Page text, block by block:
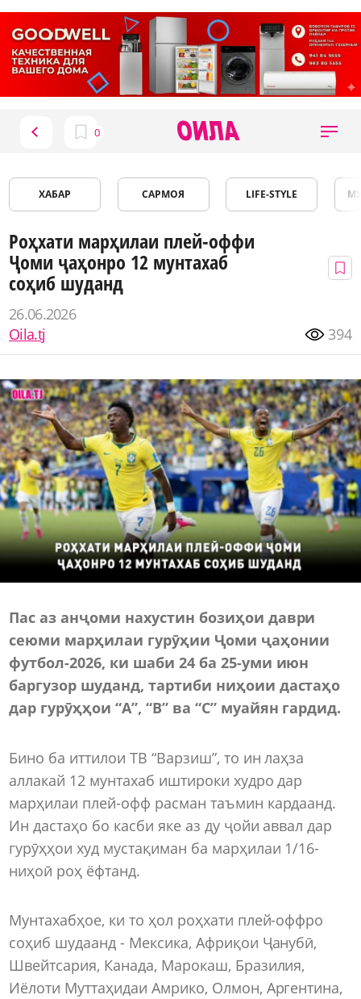
ХАБАР САРМОЯ LIFE-STYLE
Роҳхати марҳилаи плей-оффи
Ҷоми ҷаҳонро 12 мунтахаб
соҳиб шуданд
26.06.2026
Oila.tj
394
Пас аз анҷоми нахустин бозиҳои даври
сеюми марҳилаи гурӯҳии Ҷоми ҷаҳонии
футбол-2026, ки шаби 24 ба 25-уми июн
баргузор шуданд, тартиби ниҳоии дастаҳо
дар гурӯҳҳои “A”, “B” ва “C” муайян гардид.
Бино ба иттилои ТВ “Варзиш”, то ин лаҳза
аллакай 12 мунтахаб иштироки худро дар
марҳилаи плей-офф расман таъмин кардаанд.
Ин дастаҳо бо касби яке аз ду ҷойи аввал дар
гурӯҳҳои худ мустақиман ба марҳилаи 1/16-
ниҳоӣ роҳ ёфтанд.
Мунтахабҳое, ки то ҳол роҳхати плей-оффро
соҳиб шудаанд - Мексика, Африқои Ҷанубӣ,
Швейтсария, Канада, Марокаш, Бразилия,
Иёлоти Муттаҳидаи Амрико, Олмон, Аргентина,